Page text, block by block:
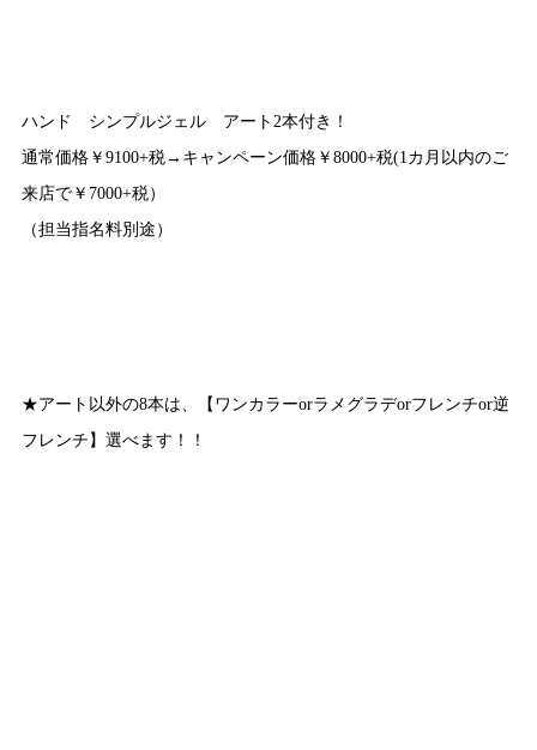
ハンド シンプルジェル アート2本付き！
通常価格￥9100+税→キャンペーン価格￥8000+税(1カ月以内のご
来店で￥7000+税）
（担当指名料別途）
★アート以外の8本は、【ワンカラーorラメグラデorフレンチor逆
フレンチ】選べます！！